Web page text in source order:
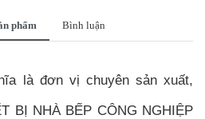
phẩm Bình luận
là đơn vị chuyên sản xuất,
BỊ NHÀ BẾP CÔNG NGHIỆP